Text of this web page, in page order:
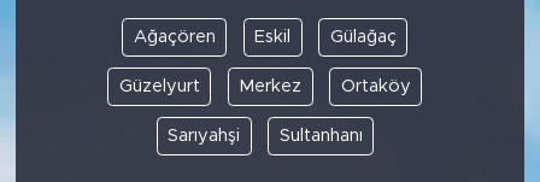
Ağaçören Eskil Gülağaç
Güzelyurt Merkez Ortaköy
Sarıyahşi Sultanhanı